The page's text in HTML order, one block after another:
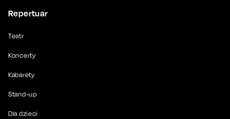
Repertuar
Teatr
Koncerty
Kabarety
Stand-up
Dla dzieci